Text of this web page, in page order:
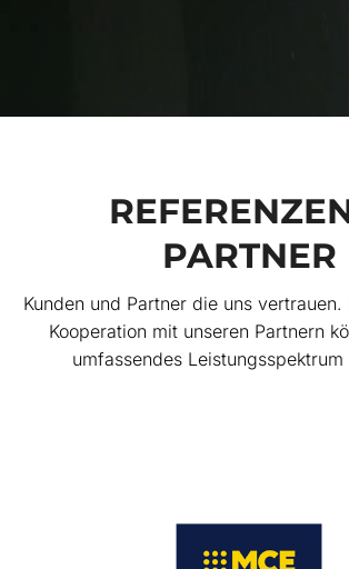
PARTNER
Kunden und Partner die uns
Kooperation mit unseren Partnern
umfassendes Leistungsspektrum